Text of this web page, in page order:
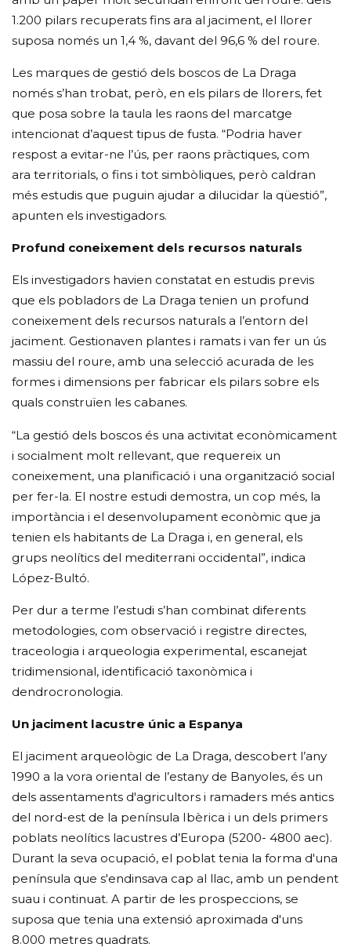
1.200 pilars recuperats fins ara al jaciment, el llorer
suposa només un 1,4 %, davant del 96,6 % del roure.
Les marques de gestió dels boscos de La Draga
només s’han trobat, però, en els pilars de llorers, fet
que posa sobre la taula les raons del marcatge
intencionat d’aquest tipus de fusta. “Podria haver
respost a evitar-ne l’ús, per raons pràctiques, com
ara territorials, o fins i tot simbòliques, però caldran
més estudis que puguin ajudar a dilucidar la qüestió”,
apunten els investigadors.
Profund coneixement dels recursos naturals
Els investigadors havien constatat en estudis previs
que els pobladors de La Draga tenien un profund
coneixement dels recursos naturals a l’entorn del
jaciment. Gestionaven plantes i ramats i van fer un ús
massiu del roure, amb una selecció acurada de les
formes i dimensions per fabricar els pilars sobre els
quals construïen les cabanes.
“La gestió dels boscos és una activitat econòmicament
i socialment molt rellevant, que requereix un
coneixement, una planificació i una organització social
per fer-la. El nostre estudi demostra, un cop més, la
importància i el desenvolupament econòmic que ja
tenien els habitants de La Draga i, en general, els
grups neolítics del mediterrani occidental”, indica
López-Bultó.
Per dur a terme l’estudi s’han combinat diferents
metodologies, com observació i registre directes,
traceologia i arqueologia experimental, escanejat
tridimensional, identificació taxonòmica i
dendrocronologia.
Un jaciment lacustre únic a Espanya
El jaciment arqueològic de La Draga, descobert l’any
1990 a la vora oriental de l’estany de Banyoles, és un
dels assentaments d'agricultors i ramaders més antics
del nord-est de la península Ibèrica i un dels primers
poblats neolítics lacustres d’Europa (5200- 4800 aec).
Durant la seva ocupació, el poblat tenia la forma d'una
península que s'endinsava cap al llac, amb un pendent
suau i continuat. A partir de les prospeccions, se
suposa que tenia una extensió aproximada d'uns
8.000 metres quadrats.